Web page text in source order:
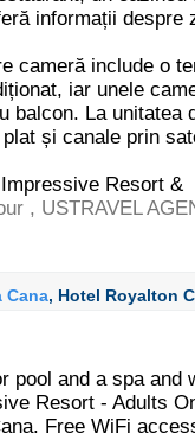
informații despre
cameră include o
iar unele
balcon. La unitatea
și canale prin
Resort &
, USTRAVEL
Cana, Hotel Royalton
pool and a spa and
Resort - Adults
Free WiFi